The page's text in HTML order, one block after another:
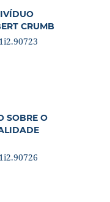
CRUMB
SOBRE O